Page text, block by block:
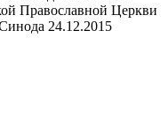
Православной Церкви
24.12.2015